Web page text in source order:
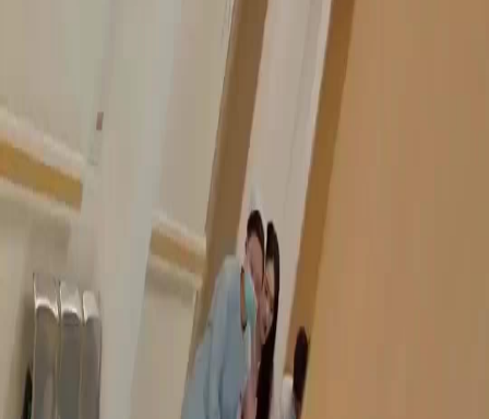
Buka Episode Ini
Semua Episode (Sulih suara)Pengkhianatan di Balik Pernikahan
(Sulih suara)Pengkhianatan di Balik Pernikahan Episode
2.2K
Penyesalan
Drama Seru
Menghukum Penjahat
Keguguran yang Menghancurkan
Susan Lim mengalami persalinan prematur dan keguguran akibat ketidakhadiran suaminya,
Yusuf Ilyas, yang sibuk menolong perempuan lain.Bagaimana Susan akan menghadapi
pengkhianatan Yusuf setelah kehilangan anak mereka?